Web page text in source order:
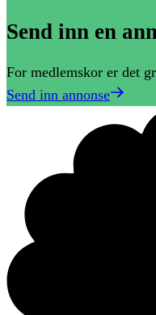
Send inn en
For medlemskor er det
Send inn annonse